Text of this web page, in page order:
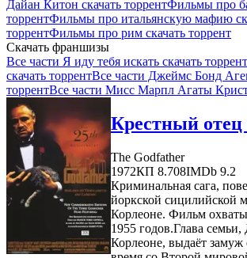
Дайан Китон скачать торрентФильмы про
торрентФильмы про итальянскую мафию
торрентФильмы про рим скачать торрент
Скачать франшизы
Все части Я иду тебя искать скачать торрент
скачать торрентВсе части Джеймс Бонд
торрентВсе части Мисс Марпл Агаты
Крестный отец
The Godfather
1972КП 8.708IMDb 9.2
Криминальная сага,
йоркской сицилийской
Корлеоне. Фильм
1955 годов.Глава
Корлеоне, выдаёт